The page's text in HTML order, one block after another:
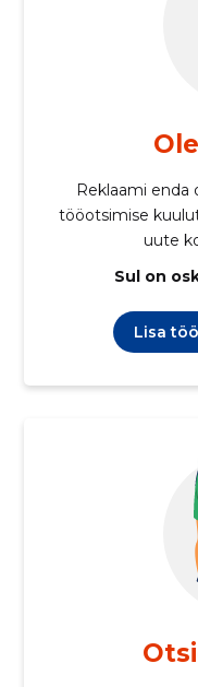
Reklaami enda
tööotsimise
uute
Sul on
Lisa